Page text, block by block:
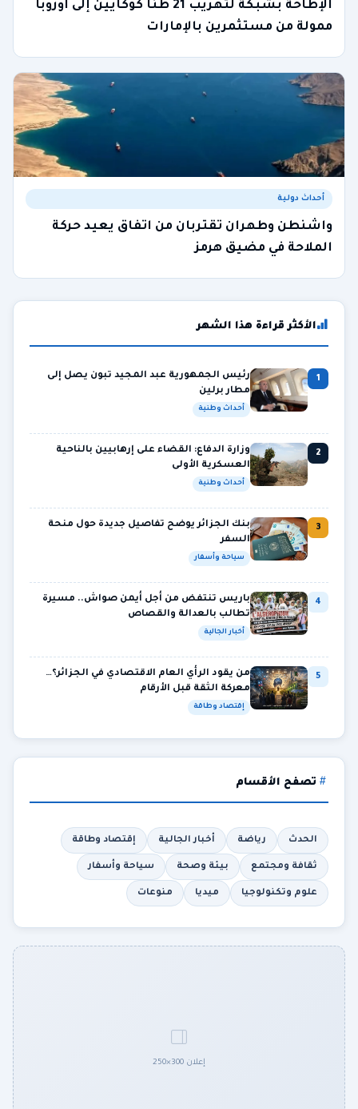
الإطاحة بشبكة لتهريب 21 طنا كوكايين إلى أوروبا
ممولة من مستثمرين بالإمارات
أحداث دولية
واشنطن وطهران تقتربان من اتفاق يعيد حركة
الملاحة في مضيق هرمز
الأكثر قراءة هذا الشهر
1
رئيس الجمهورية عبد المجيد تبون يصل إلى
مطار برلين
أحداث وطنية
2
وزارة الدفاع: القضاء على إرهابيين بالناحية
العسكرية الأولى
أحداث وطنية
3
بنك الجزائر يوضح تفاصيل جديدة حول منحة
السفر
سياحة وأسفار
4
باريس تنتفض من أجل أيمن صواش.. مسيرة
تطالب بالعدالة والقصاص
أخبار الجالية
5
من يقود الرأي العام الاقتصادي في الجزائر؟…
معركة الثقة قبل الأرقام
إقتصاد وطاقة
تصفح الأقسام
الحدث رياضة أخبار الجالية إقتصاد وطاقة
ثقافة ومجتمع بيئة وصحة سياحة وأسفار
علوم وتكنولوجيا ميديا منوعات
إعلان 300×250